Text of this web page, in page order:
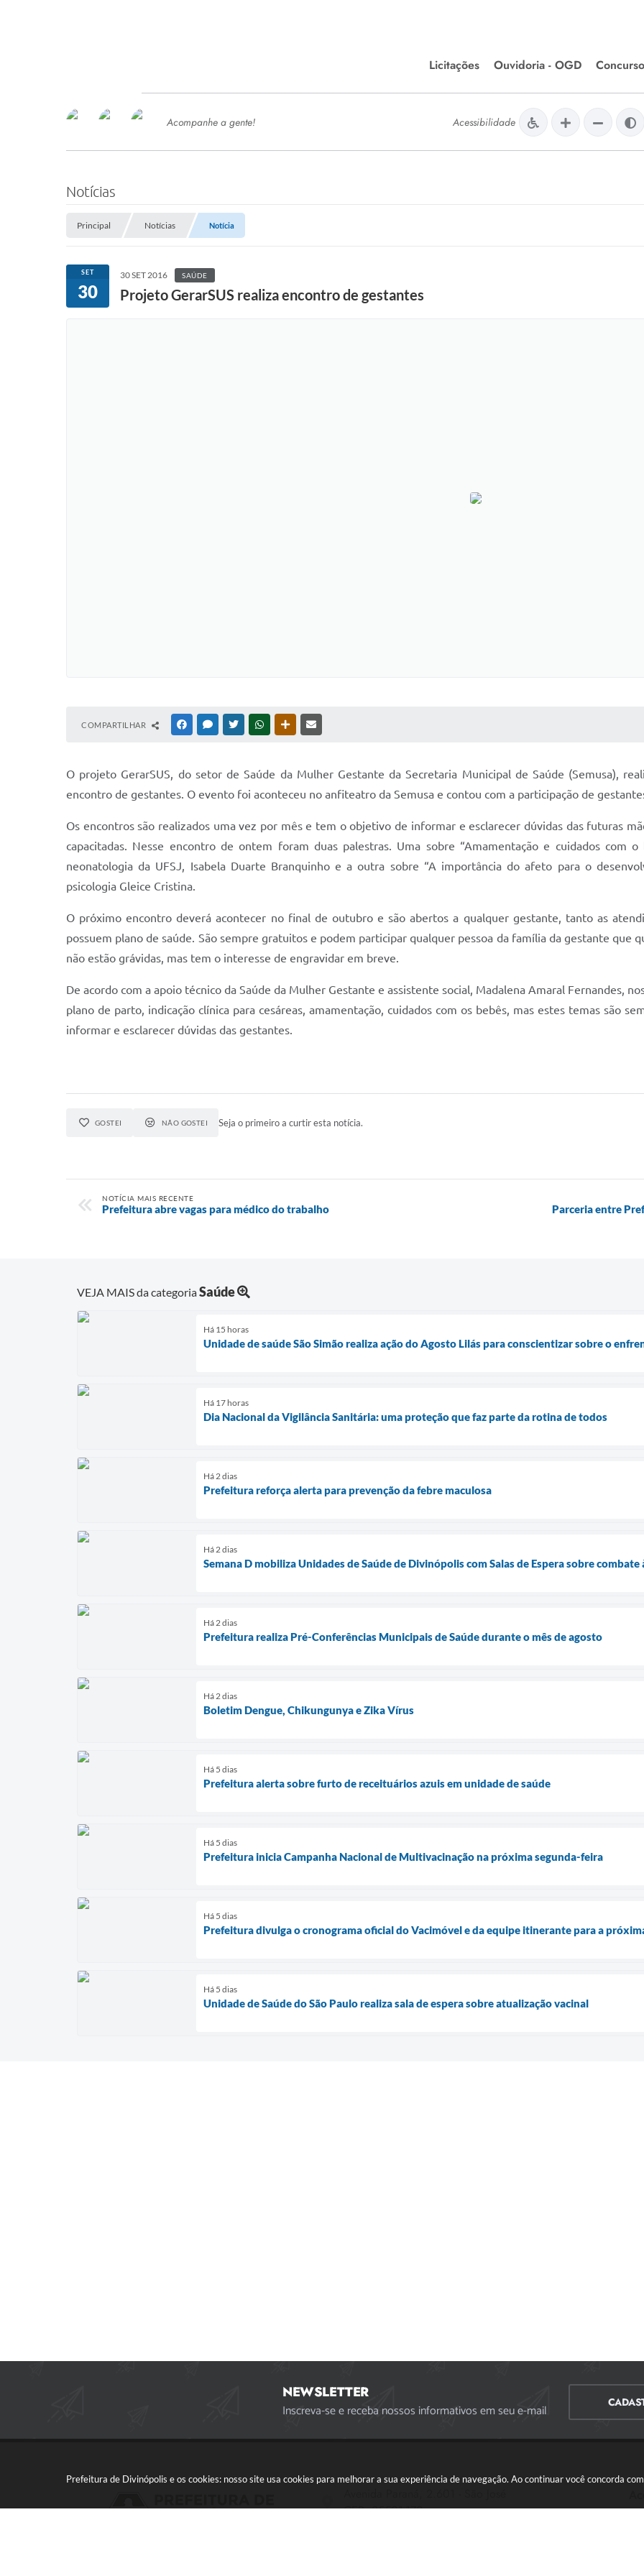
Prefeitura de Divinópolis e os cookies: nosso site usa cookies para melhorar a sua experiência de navegação. Ao continuar você concorda
Licitações
Editais de Licitações
Chamamentos Públicos
Ouvidoria - OGD
SERVIÇOS
SEMED
Processo de Contratação -
Concursos e Processos Seletivos
Esporte
Meio Ambiente
Acompanhe a gente! Acessibilidade
Notícias
Principal Notícias Notícia
SET
30
30 SET 2016 SAÚDE
Projeto GerarSUS realiza encontro de gestantes
COMPARTILHAR FACEBOOKMESSENGER
TWITTERWHATSAPPOUTRAS MÍDIAS
O projeto GerarSUS, do setor de Saúde da Mulher Gestante da Secretaria Municipal de Saúde (Semusa),
encontro de gestantes. O evento foi aconteceu no anfiteatro da Semusa e contou com a participação de
Os encontros são realizados uma vez por mês e tem o objetivo de informar e esclarecer dúvidas das futuras
capacitadas. Nesse encontro de ontem foram duas palestras. Uma sobre “Amamentação e cuidados com
neonatologia da UFSJ, Isabela Duarte Branquinho e a outra sobre “A importância do afeto para o
psicologia Gleice Cristina.
O próximo encontro deverá acontecer no final de outubro e são abertos a qualquer gestante, tanto as
possuem plano de saúde. São sempre gratuitos e podem participar qualquer pessoa da família da gestante que
não estão grávidas, mas tem o interesse de engravidar em breve.
De acordo com a apoio técnico da Saúde da Mulher Gestante e assistente social, Madalena Amaral Fernandes,
plano de parto, indicação clínica para cesáreas, amamentação, cuidados com os bebês, mas estes temas são
informar e esclarecer dúvidas das gestantes.
GOSTEI NÃO GOSTEI Seja o primeiro a curtir esta notícia.
NOTÍCIA MAIS RECENTE
Prefeitura abre vagas para médico do trabalho Parceria entre
VEJA MAIS da categoriaSaúde
Há 15 horas
Unidade de saúde São Simão realiza ação do Agosto Lilás para conscientizar sobre o
Há 17 horas
Dia Nacional da Vigilância Sanitária: uma proteção que faz parte da rotina de todos
Há 2 dias
Prefeitura reforça alerta para prevenção da febre maculosa
Há 2 dias
Semana D mobiliza Unidades de Saúde de Divinópolis com Salas de Espera sobre
Há 2 dias
Prefeitura realiza Pré-Conferências Municipais de Saúde durante o mês de agosto
Há 2 dias
Boletim Dengue, Chikungunya e Zika Vírus
Há 5 dias
Prefeitura alerta sobre furto de receituários azuis em unidade de saúde
Há 5 dias
Prefeitura inicia Campanha Nacional de Multivacinação na próxima segunda-feira
Há 5 dias
Prefeitura divulga o cronograma oficial do Vacimóvel e da equipe itinerante para a
Há 5 dias
Unidade de Saúde do São Paulo realiza sala de espera sobre atualização vacinal
NEWSLETTER
Inscreva-se e receba nossos informativos em seu e-mail
CEP: 35501-170